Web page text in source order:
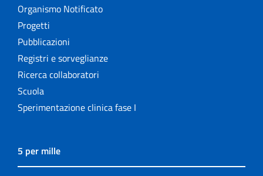
Organismo Notificato
Progetti
Pubblicazioni
Registri e sorveglianze
Ricerca collaboratori
Scuola
Sperimentazione clinica fase I
5 per mille